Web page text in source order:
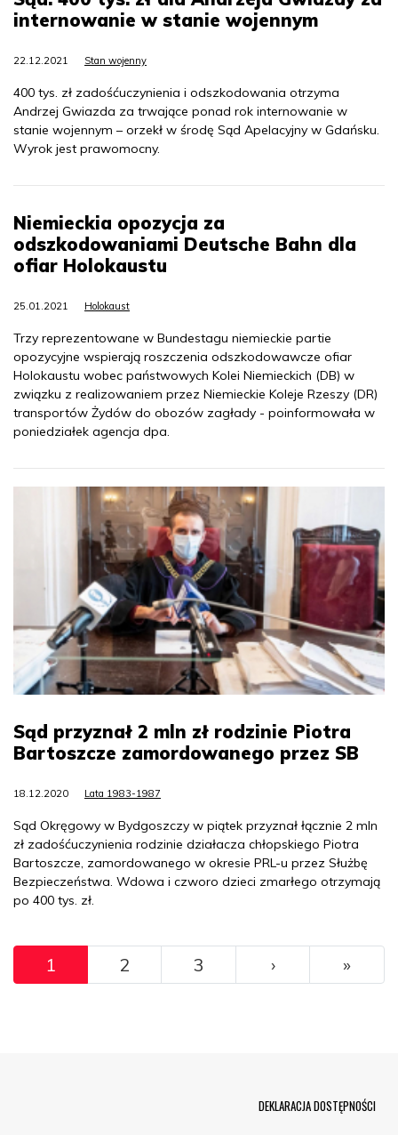
internowanie w stanie wojennym
22.12.2021 Stan wojenny
400 tys. zł zadośćuczynienia i odszkodowania otrzyma
Andrzej Gwiazda za trwające ponad rok internowanie w
stanie wojennym – orzekł w środę Sąd Apelacyjny w Gdańsku.
Wyrok jest prawomocny.
Niemieckia opozycja za
odszkodowaniami Deutsche Bahn dla
ofiar Holokaustu
25.01.2021 Holokaust
Trzy reprezentowane w Bundestagu niemieckie partie
opozycyjne wspierają roszczenia odszkodowawcze ofiar
Holokaustu wobec państwowych Kolei Niemieckich (DB) w
związku z realizowaniem przez Niemieckie Koleje Rzeszy (DR)
transportów Żydów do obozów zagłady - poinformowała w
poniedziałek agencja dpa.
Sąd przyznał 2 mln zł rodzinie Piotra
Bartoszcze zamordowanego przez SB
18.12.2020 Lata 1983-1987
Sąd Okręgowy w Bydgoszczy w piątek przyznał łącznie 2 mln
zł zadośćuczynienia rodzinie działacza chłopskiego Piotra
Bartoszcze, zamordowanego w okresie PRL-u przez Służbę
Bezpieczeństwa. Wdowa i czworo dzieci zmarłego otrzymają
po 400 tys. zł.
Pagination
1 2 3 ››› »
DEKLARACJA DOSTĘPNOŚCI